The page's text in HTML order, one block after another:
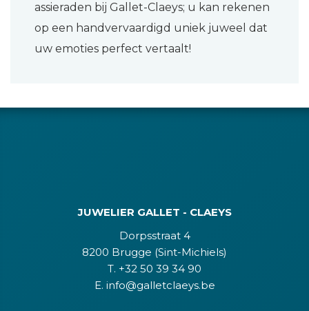
assieraden bij Gallet-Claeys; u kan rekenen
op een handvervaardigd uniek juweel dat
uw emoties perfect vertaalt!
JUWELIER GALLET - CLAEYS
Dorpsstraat 4
8200 Brugge (Sint-Michiels)
T. +32 50 39 34 90
E. info@galletclaeys.be